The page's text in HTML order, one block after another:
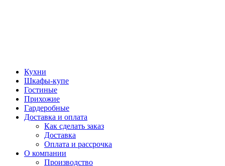
Кухни
Шкафы-купе
Гостиные
Прихожие
Гардеробные
Доставка и оплата
Как сделать заказ
Доставка
Оплата и рассрочка
О компании
Производство